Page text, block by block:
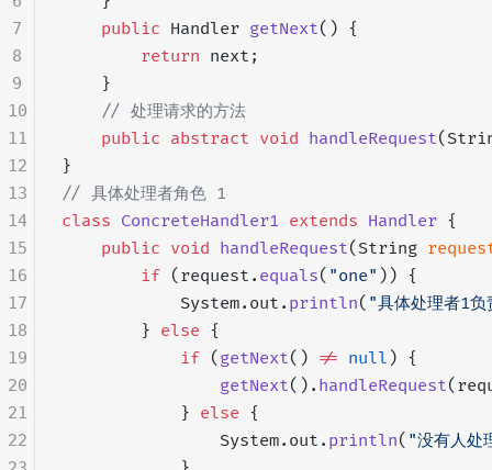
    public
Handler getNext() {
        return
next;
    }
    // 处理请求的方法
    public
abstract void handleRequest
}
// 具体处理者角色 1
class ConcreteHandler1 extends Handler {
    public
void handleRequest(String
        if
(request. equals( "one" )) {
            System.out.
println( "具体处理者1
        }
else {
            if
( getNext() != null ) {
                getNext
(). handleRequest
            }
else {
                System.out.
println( "没有人处
7
8
9
10
11
12
13
14
15
16
17
18
19
20
21
22